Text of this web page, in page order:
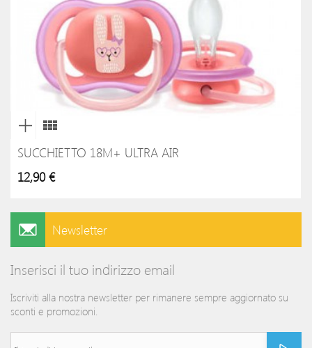
SUCCHIETTO 18M+ ULTRA AIR
12,90 €
Newsletter
Inserisci il tuo indirizzo email
Iscriviti alla nostra newsletter per rimanere sempre aggiornato su
sconti e promozioni.